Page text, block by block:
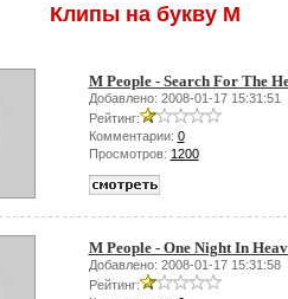
Клипы на букву M
M People - Search For The
Добавлено: 2008-01-17 15:31:51
Рейтинг:
Комментарии: 0
Просмотров: 1200
M People - One Night In
Добавлено: 2008-01-17 15:31:58
Рейтинг: